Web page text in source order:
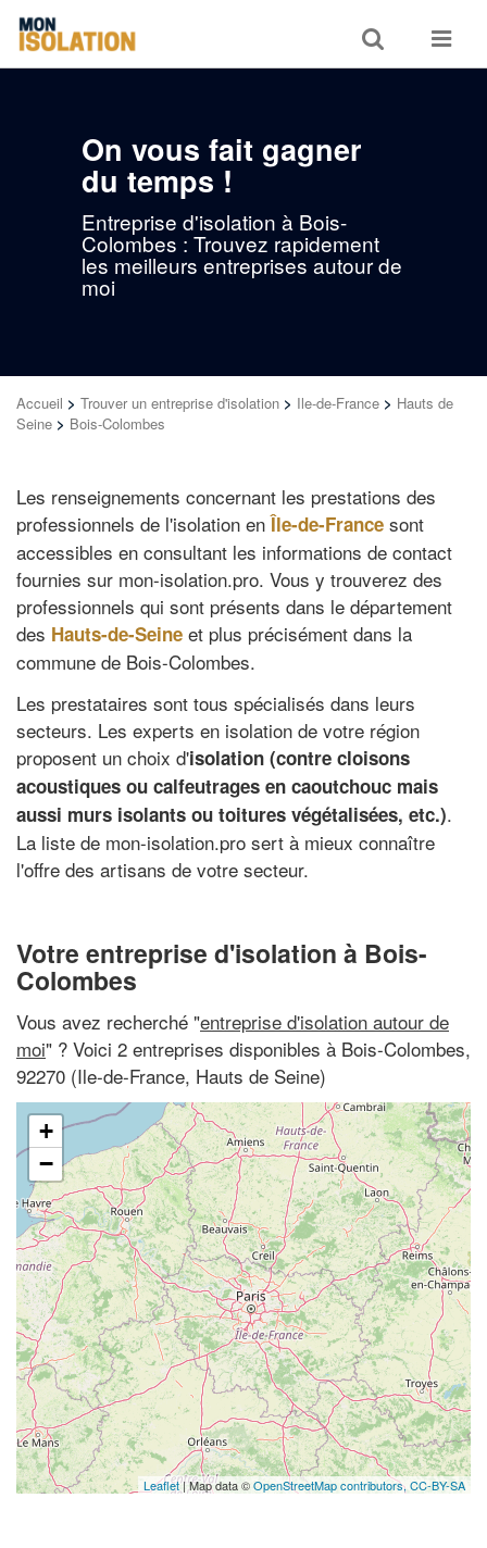
Toggle
search
Toggle
On vous fait gagner
du temps !
Entreprise d'isolation à Bois-
Colombes : Trouvez rapidement
les meilleurs entreprises autour de
moi
Accueil > Trouver un entreprise d'isolation > Ile-de-France > Hauts de
Seine > Bois-Colombes
Les renseignements concernant les prestations des
professionnels de l'isolation enÎle-de-France sont
accessibles en consultant les informations de contact
fournies sur mon-isolation.pro. Vous y trouverez des
professionnels qui sont présents dans le département
des Hauts-de-Seine et plus précisément dans la
commune de Bois-Colombes.
Les prestataires sont tous spécialisés dans leurs
secteurs. Les experts en isolation de votre région
proposent un choix d'isolation (contre cloisons
acoustiques ou calfeutrages en caoutchouc mais
aussi murs isolants ou toitures végétalisées, etc.).
La liste de mon-isolation.pro sert à mieux connaître
l'offre des artisans de votre secteur.
Votre entreprise d'isolation à Bois-
Colombes
Vous avez recherché "entreprise d'isolation autour de
moi" ? Voici 2 entreprises disponibles à Bois-Colombes,
92270 (Ile-de-France, Hauts de Seine)
+
−
Leaflet| Map data ©OpenStreetMap contributors, CC-BY-SA